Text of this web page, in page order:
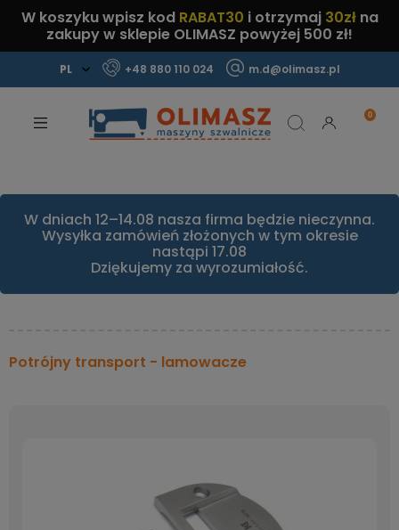
W koszyku wpisz kod RABAT30 i otrzymaj 30złna
zakupy w sklepie OLIMASZ powyżej 500 zł!
+48 880 110 024 m.d@olimasz.pl
Sprawdź!
W dniach 12–14.08 nasza firma będzie nieczynna.
Wysyłka zamówień złożonych w tym okresie
nastąpi 17.08
Dziękujemy za wyrozumiałość.
Potrójny transport - lamowacze